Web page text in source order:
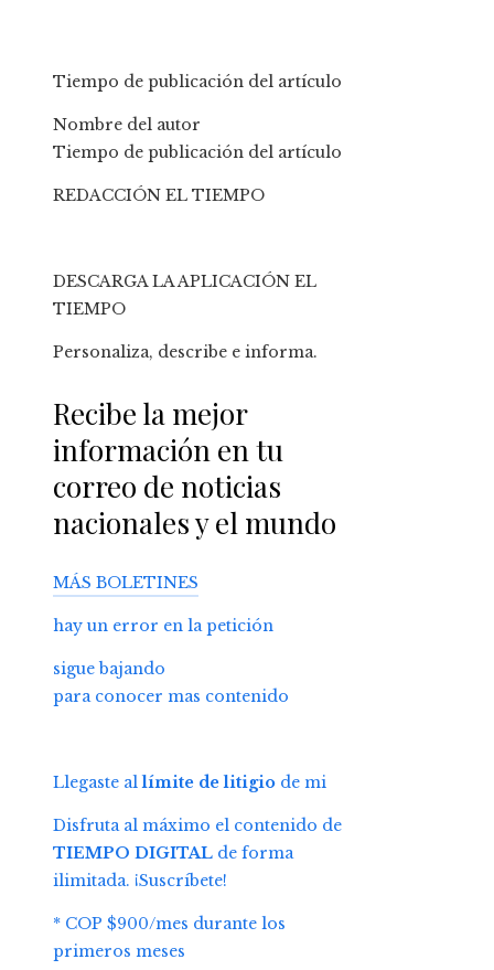
Tiempo de publicación del artículo
Nombre del autor
Tiempo de publicación del artículo
REDACCIÓN EL TIEMPO
DESCARGA LA APLICACIÓN EL
TIEMPO
Personaliza, describe e informa.
Recibe la mejor
información en tu
correo de noticias
nacionales y el mundo
MÁS BOLETINES
hay un error en la petición
sigue bajando
para conocer mas contenido
Llegaste allímite de litigio de mi
Disfruta al máximo el contenido de
TIEMPO DIGITAL de forma
ilimitada. ¡Suscríbete!
* COP $900/mes durante los
primeros meses